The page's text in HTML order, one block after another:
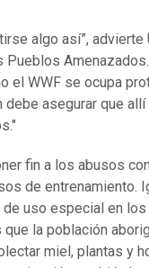
algo así”,
Pueblos
el WWF se ocupa
debe asegurar que
fin a los abusos
de entrenamiento.
uso especial en los
que la población
miel, plantas y